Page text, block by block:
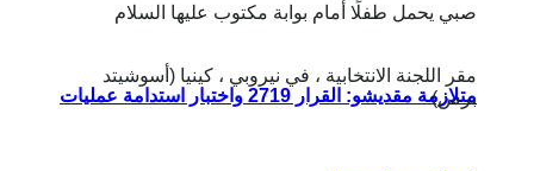
متلازمة مقديشو: القرار 2719 واختبار استدامة عمليات
صبي يحمل طفلًا أمام بوابة مكتوب عليها السلام
مقر اللجنة الانتخابية ، في نيروبي ، كينيا (أسوشيتد
برس)